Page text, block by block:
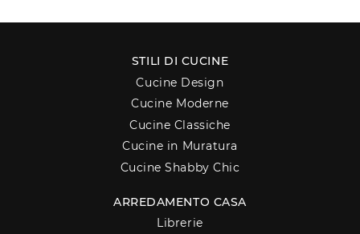
STILI DI CUCINE
Cucine Design
Cucine Moderne
Cucine Classiche
Cucine in Muratura
Cucine Shabby Chic
ARREDAMENTO CASA
Librerie